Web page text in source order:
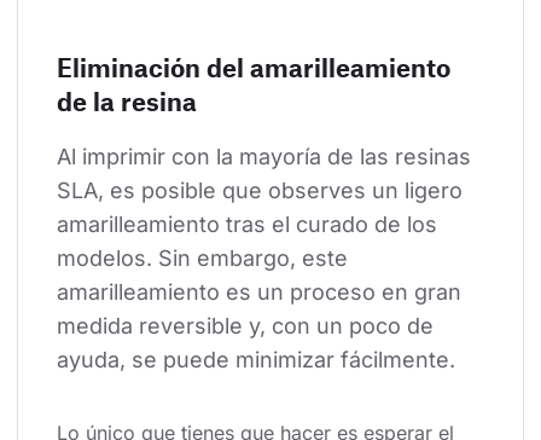
Eliminación del amarilleamiento
de la resina
Al imprimir con la mayoría de las resinas
SLA, es posible que observes un ligero
amarilleamiento tras el curado de los
modelos. Sin embargo, este
amarilleamiento es un proceso en gran
medida reversible y, con un poco de
ayuda, se puede minimizar fácilmente.
Lo único que tienes que hacer es esperar el